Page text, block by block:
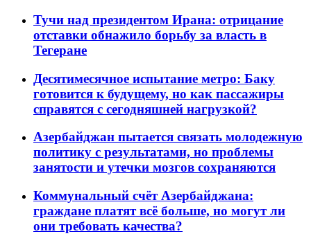
Тучи над президентом Ирана: отрицание
отставки обнажило борьбу за власть в
Тегеране
Десятимесячное испытание метро: Баку
готовится к будущему, но как пассажиры
справятся с сегодняшней нагрузкой?
Азербайджан пытается связать молодежную
политику с результатами, но проблемы
занятости и утечки мозгов сохраняются
Коммунальный счёт Азербайджана:
граждане платят всё больше, но могут ли
они требовать качества?